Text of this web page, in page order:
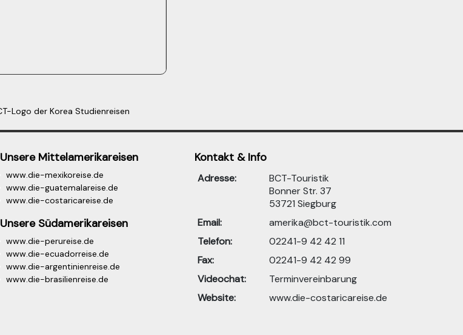
Unsere Mittelamerikareisen
www.die-mexikoreise.de
www.die-guatemalareise.de
www.die-costaricareise.de
Unsere Südamerikareisen
www.die-perureise.de
www.die-ecuadorreise.de
www.die-argentinienreise.de
www.die-brasilienreise.de
Kontakt & Info
Adresse:
BCT-Touristik
Bonner Str. 37
53721 Siegburg
Email:
amerika@bct-touristik.com
Telefon:
02241-9 42 42 11
Fax:
02241-9 42 42 99
Videochat:
Terminvereinbarung
Website:
www.die-costaricareise.de